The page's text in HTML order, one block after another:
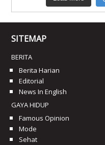
SITEMAP
BERITA
Berita Harian
Editorial
News In English
GAYA HIDUP
Famous Opinion
Mode
Sehat